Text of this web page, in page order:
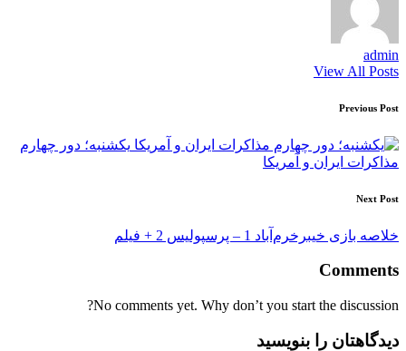
admin
View All Posts
Post
navigation
Previous Post
یکشنبه؛ دور چهارم
مذاکرات ایران و آمریکا
Next Post
خلاصه بازی خیبرخرم‌آباد 1 – پرسپولیس 2 + فیلم
Comments
No comments yet. Why don’t you start the discussion?
دیدگاهتان را بنویسید